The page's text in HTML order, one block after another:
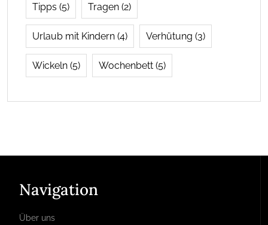
Tipps (5) Tragen (2)
Urlaub mit Kindern (4) Verhütung (3)
Wickeln (5) Wochenbett (5)
Navigation
Über uns